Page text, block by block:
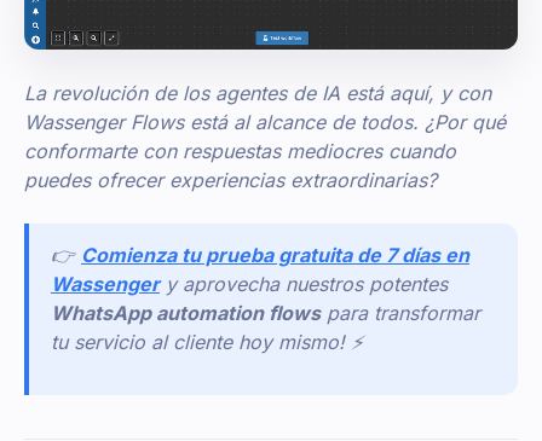
La revolución de los agentes de IA está aquí, y con
Wassenger Flows está al alcance de todos. ¿Por qué
conformarte con respuestas mediocres cuando
puedes ofrecer experiencias extraordinarias?
👉 Comienza tu prueba gratuita de 7 días en
Wassenger y aprovecha nuestros potentes
WhatsApp automation flows para transformar
tu servicio al cliente hoy mismo! ⚡